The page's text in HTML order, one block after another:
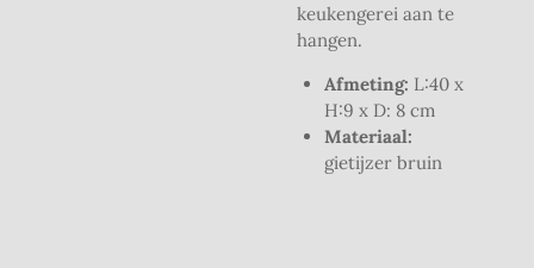
keukengerei aan te
hangen.
Afmeting: L:40 x
H:9 x D: 8 cm
Materiaal:
gietijzer bruin